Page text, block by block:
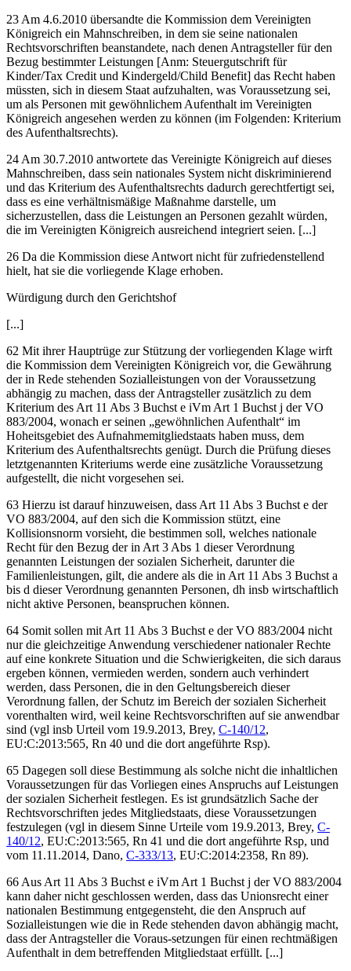
23 Am 4.6.2010 übersandte die Kommission dem Vereinigten
Königreich ein Mahnschreiben, in dem sie seine nationalen
Rechtsvorschriften beanstandete, nach denen Antragsteller für den
Bezug bestimmter Leistungen [Anm: Steuergutschrift für
Kinder/Tax Credit und Kindergeld/Child Benefit] das Recht haben
müssten, sich in diesem Staat aufzuhalten, was Voraussetzung sei,
um als Personen mit gewöhnlichem Aufenthalt im Vereinigten
Königreich angesehen werden zu können (im Folgenden: Kriterium
des Aufenthaltsrechts).
24 Am 30.7.2010 antwortete das Vereinigte Königreich auf dieses
Mahnschreiben, dass sein nationales System nicht diskriminierend
und das Kriterium des Aufenthaltsrechts dadurch gerechtfertigt sei,
dass es eine verhältnismäßige Maßnahme darstelle, um
sicherzustellen, dass die Leistungen an Personen gezahlt würden,
die im Vereinigten Königreich ausreichend integriert seien. [...]
26 Da die Kommission diese Antwort nicht für zufriedenstellend
hielt, hat sie die vorliegende Klage erhoben.
Würdigung durch den Gerichtshof
[...]
62 Mit ihrer Hauptrüge zur Stützung der vorliegenden Klage wirft
die Kommission dem Vereinigten Königreich vor, die Gewährung
der in Rede stehenden Sozialleistungen von der Voraussetzung
abhängig zu machen, dass der Antragsteller zusätzlich zu dem
Kriterium des Art 11 Abs 3 Buchst e iVm Art 1 Buchst j der VO
883/2004, wonach er seinen „gewöhnlichen Aufenthalt“ im
Hoheitsgebiet des Aufnahmemitgliedstaats haben muss, dem
Kriterium des Aufenthaltsrechts genügt. Durch die Prüfung dieses
letztgenannten Kriteriums werde eine zusätzliche Voraussetzung
aufgestellt, die nicht vorgesehen sei.
63 Hierzu ist darauf hinzuweisen, dass Art 11 Abs 3 Buchst e der
VO 883/2004, auf den sich die Kommission stützt, eine
Kollisionsnorm vorsieht, die bestimmen soll, welches nationale
Recht für den Bezug der in Art 3 Abs 1 dieser Verordnung
genannten Leistungen der sozialen Sicherheit, darunter die
Familienleistungen, gilt, die andere als die in Art 11 Abs 3 Buchst a
bis d dieser Verordnung genannten Personen, dh insb wirtschaftlich
nicht aktive Personen, beanspruchen können.
64 Somit sollen mit Art 11 Abs 3 Buchst e der VO 883/2004 nicht
nur die gleichzeitige Anwendung verschiedener nationaler Rechte
auf eine konkrete Situation und die Schwierigkeiten, die sich daraus
ergeben können, vermieden werden, sondern auch verhindert
werden, dass Personen, die in den Geltungsbereich dieser
Verordnung fallen, der Schutz im Bereich der sozialen Sicherheit
vorenthalten wird, weil keine Rechtsvorschriften auf sie anwendbar
sind (vgl insb Urteil vom 19.9.2013, Brey, C-140/12,
EU:C:2013:565, Rn 40 und die dort angeführte Rsp).
65 Dagegen soll diese Bestimmung als solche nicht die inhaltlichen
Voraussetzungen für das Vorliegen eines Anspruchs auf Leistungen
der sozialen Sicherheit festlegen. Es ist grundsätzlich Sache der
Rechtsvorschriften jedes Mitgliedstaats, diese Voraussetzungen
festzulegen (vgl in diesem Sinne Urteile vom 19.9.2013, Brey, C-
140/12, EU:C:2013:565, Rn 41 und die dort angeführte Rsp, und
vom 11.11.2014, Dano, C-333/13, EU:C:2014:2358, Rn 89).
66 Aus Art 11 Abs 3 Buchst e iVm Art 1 Buchst j der VO 883/2004
kann daher nicht geschlossen werden, dass das Unionsrecht einer
nationalen Bestimmung entgegensteht, die den Anspruch auf
Sozialleistungen wie die in Rede stehenden davon abhängig macht,
dass der Antragsteller die Voraus-setzungen für einen rechtmäßigen
Aufenthalt in dem betreffenden Mitgliedstaat erfüllt. [...]